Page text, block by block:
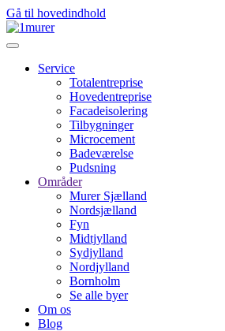
Gå til hovedindhold
Service
Totalentreprise
Hovedentreprise
Facadeisolering
Tilbygninger
Microcement
Badeværelse
Pudsning
Områder
Murer Sjælland
Nordsjælland
Fyn
Midtjylland
Sydjylland
Nordjylland
Bornholm
Se alle byer
Om os
Blog